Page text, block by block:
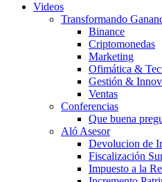
Videos
Transformando
Binance
Criptomonedas
Marketing
Ofimática &
Gestión &
Ventas
Conferencias
Que buena
Aló Asesor
Devolucion de
Fiscalización
Impuesto a la